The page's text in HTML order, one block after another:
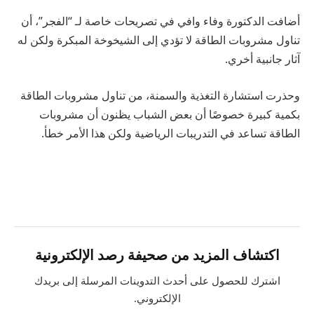
أضافت الدكتورة وفاء وافي في تصريحات خاصة لـ “الفجر”، أن
تناول مشروبات الطاقة لا تؤدي إلى الشيخوخة المبكرة ولكن له
آثار جانبية أخري.
وحذرت استشارة التغذية والسمنة، من تناول مشروبات الطاقة
بكمية كبيرة خصوصًا أن بعض الشباب يظنون أن مشروبات
الطاقة تساعد في التدريبات الرياضية ولكن هذا الأمر خطأ.
اكتشاف المزيد من صحيفة رصد الإلكترونية
اشترك للحصول على أحدث التدوينات المرسلة إلى بريدك
الإلكتروني.